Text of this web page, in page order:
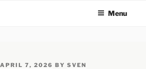
Menu
APRIL 7, 2026 BY SVEN